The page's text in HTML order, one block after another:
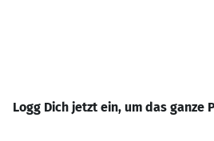
Logg Dich jetzt ein, um das ganze